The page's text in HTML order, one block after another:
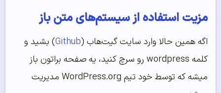
مزیت استفاده از سیستم‌های متن باز
اگه همین حالا وارد سایت گیت‌هاب (Github) بشید و
کلمه wordpress رو سرچ کنید، یه صفحه براتون باز
میشه که توسط خود تیم WordPress.org مدیریت